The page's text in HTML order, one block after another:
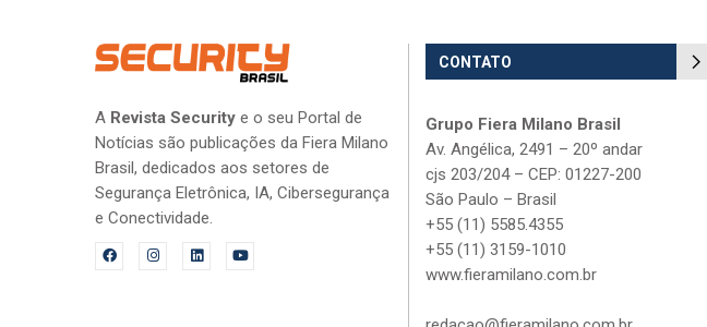
A Revista Security e o seu Portal de
Notícias são publicações da Fiera Milano
Brasil, dedicados aos setores de
Segurança Eletrônica, IA, Cibersegurança
e Conectividade.
CONTATO
Grupo Fiera Milano Brasil
Av. Angélica, 2491 – 20º andar
cjs 203/204 – CEP: 01227-200
São Paulo – Brasil
+55 (11) 5585.4355
+55 (11) 3159-1010
www.fieramilano.com.br